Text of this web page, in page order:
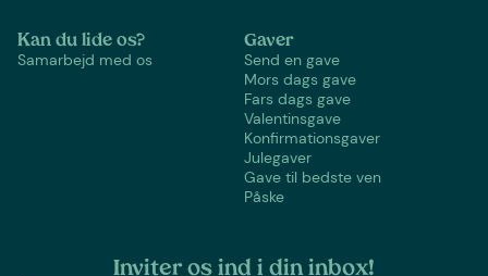
Kan du lide os?
Samarbejd med os
Gaver
Send en gave
Mors dags gave
Fars dags gave
Valentinsgave
Konfirmationsgaver
Julegaver
Gave til bedste ven
Påske
Inviter os ind i din inbox!